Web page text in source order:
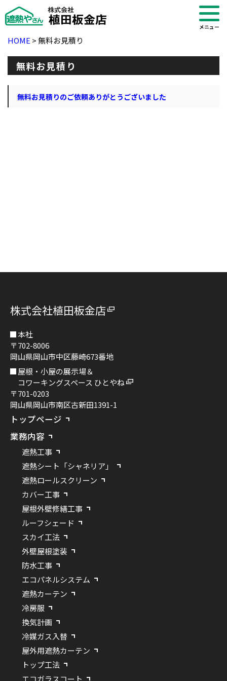
メニュー
HOME >無料お見積り
無料お見積り
無料お見積りのご依頼ありがとうございました
株式会社植田板金店
本社
〒702-8006
岡山県岡山市中区藤崎673番地
屋根・小屋の展示場＆
コワーキングスペース ひとやね
〒701-0203
岡山県岡山市南区古新田1391-1
トップページ
業務内容
遮熱工事
遮熱シート「シャネリア」
遮熱ロールスクリーン
カバー工事
屋根外壁修繕工事
ルーフシェード
スカイ工法
外壁屋根塗装
防水工事
エコパネルシステム
遮熱カーテン
冷房服
換気計画
冷媒ガス入替
屋外用遮熱カーテン
トップ工法
エコガラスコート